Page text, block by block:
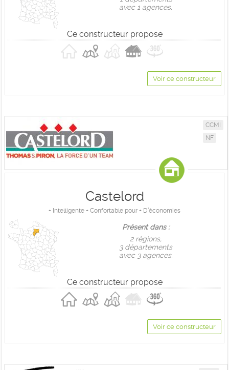
avec 1 agences.
Ce constructeur propose
Voir ce constructeur
CCMI
NF
Castelord
+ Intelligente + Confortable pour + D’économies
Présent dans :
2 règions,
3 départements
avec 3 agences.
Ce constructeur propose
Voir ce constructeur